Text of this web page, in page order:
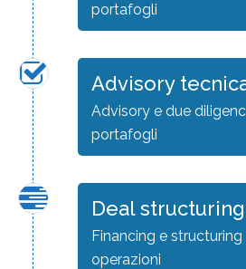
portafogli
Advisory
Advisory e due
portafogli
Deal structuring
Financing e
operazioni